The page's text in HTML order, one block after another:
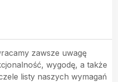
zawsze uwagę
wygodę, a także
listy naszych wymagań